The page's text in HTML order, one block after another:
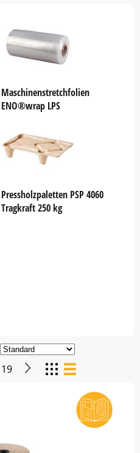
Maschinenstretchfolien
ENO®wrap LPS
Pressholzpaletten PSP 4060
Tragkraft 250 kg
19